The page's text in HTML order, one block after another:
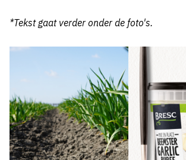
*Tekst gaat verder onder de foto's.